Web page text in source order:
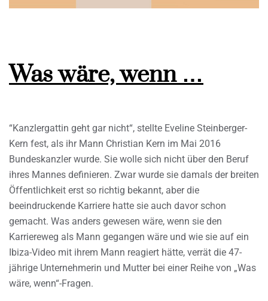
Was wäre, wenn …
“Kanzlergattin geht gar nicht“, stellte Eveline Steinberger-
Kern fest, als ihr Mann Christian Kern im Mai 2016
Bundeskanzler wurde. Sie wolle sich nicht über den Beruf
ihres Mannes definieren. Zwar wurde sie damals der breiten
Öffentlichkeit erst so richtig bekannt, aber die
beeindruckende Karriere hatte sie auch davor schon
gemacht. Was anders gewesen wäre, wenn sie den
Karriereweg als Mann gegangen wäre und wie sie auf ein
Ibiza-Video mit ihrem Mann reagiert hätte, verrät die 47-
jährige Unternehmerin und Mutter bei einer Reihe von „Was
wäre, wenn“-Fragen.